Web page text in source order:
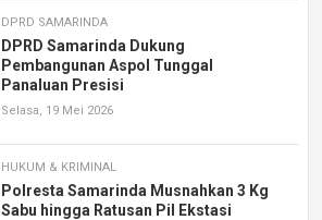
DPRD SAMARINDA
DPRD Samarinda Dukung
Pembangunan Aspol Tunggal
Panaluan Presisi
Selasa, 19 Mei 2026
HUKUM & KRIMINAL
Polresta Samarinda Musnahkan 3 Kg
Sabu hingga Ratusan Pil Ekstasi